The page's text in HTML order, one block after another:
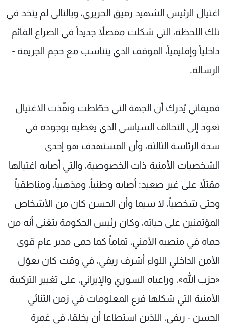
اغتيال الرئيس الشهيد رفيق الحريري، وبالتالي لم يتخذ في
تلك اللحظة، التي شكلت مفصلاً جديداً في الصراع القائم
داخلياً وإقليمياً، الموقف الذي يتناسب مع حجم الجريمة -
الرسالة.
فميقاتي يُدرك أن الجهة التي خطّطت ونفّذت الاغتيال
تعود إلى التحالف السياسي الذي يغطيه بوجوده في
سدة الرئاسة الثالثة، وأن المستهدف هو إحدى
الشخصيات الأمنية ذات الخصوصية، والتي أصابه اغتيالها
مقتلاً على غير صعيد: أصابه وطنياً، ومذهبياً، ومناطقياً
وحتى شخصياً، لا سيما وأن الحسن كان من الأشخاص
المؤتمنين على حياته، وكان رئيس الحكومة يتغنى أنه من
حماه في منصبه الأمني، تماماً كما حمى مدير عام قوى
الأمن الداخلي اللواء أشرف ريفي، في وقت كان يعوّل
«حزب الله»، وراعياه السوري والإيراني، على تغيير التركيبة
الأمنية التي شكلها فرع المعلومات في زمن الثنائي
الحسن - ريفي، اللذين استطاعا أن يخلقا، في غمرة